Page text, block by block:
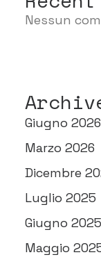
Nessun
Giugno 2026
Marzo 2026
Dicembre
Luglio 2025
Giugno 2025
Maggio